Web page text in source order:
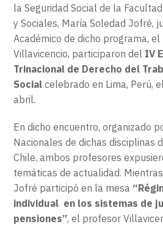
la Seguridad Social de la
y Sociales, María Soledad Jofré,
Académico de dicho programa,
Villavicencio, participaron del IV
Trinacional de Derecho del
Social celebrado en Lima, Perú,
abril.
En dicho encuentro, organizado
Nacionales de dichas disciplinas
Chile, ambos profesores
temáticas de actualidad.
Jofré participó en la mesa
individual en los sistemas de
pensiones”, el profesor